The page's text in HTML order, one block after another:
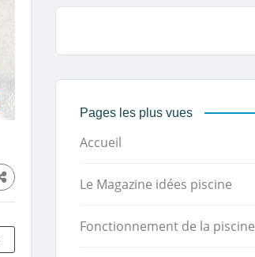
Pages les plus vues
Accueil
Le Magazine idées piscine
Fonctionnement de la piscine